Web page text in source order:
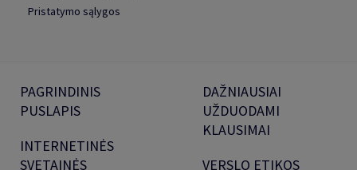
Pristatymo sąlygos
PAGRINDINIS
PUSLAPIS
INTERNETINĖS
SVETAINĖS
DAŽNIAUSIAI
UŽDUODAMI
KLAUSIMAI
VERSLO ETIKOS